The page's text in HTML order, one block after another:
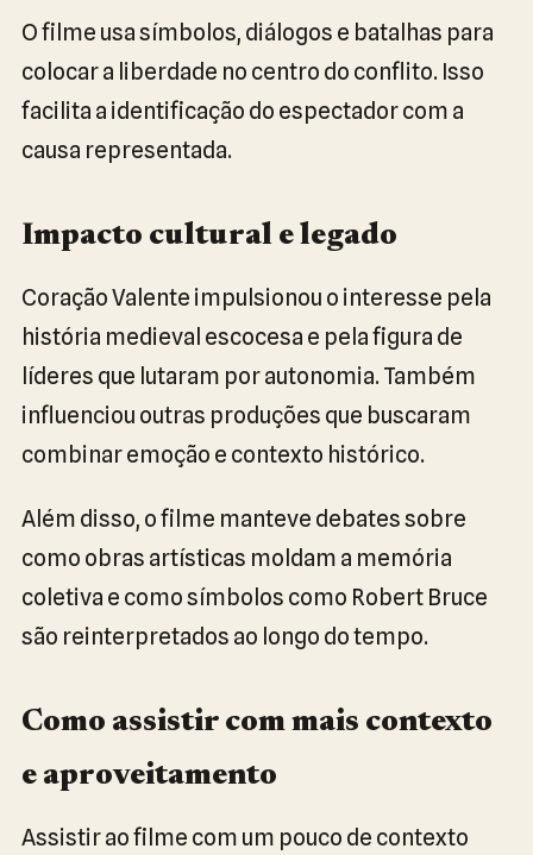
O filme usa símbolos, diálogos e batalhas para
colocar a liberdade no centro do conflito. Isso
facilita a identificação do espectador com a
causa representada.
Impacto cultural e legado
Coração Valente impulsionou o interesse pela
história medieval escocesa e pela figura de
líderes que lutaram por autonomia. Também
influenciou outras produções que buscaram
combinar emoção e contexto histórico.
Além disso, o filme manteve debates sobre
como obras artísticas moldam a memória
coletiva e como símbolos como Robert Bruce
são reinterpretados ao longo do tempo.
Como assistir com mais contexto
e aproveitamento
Assistir ao filme com um pouco de contexto